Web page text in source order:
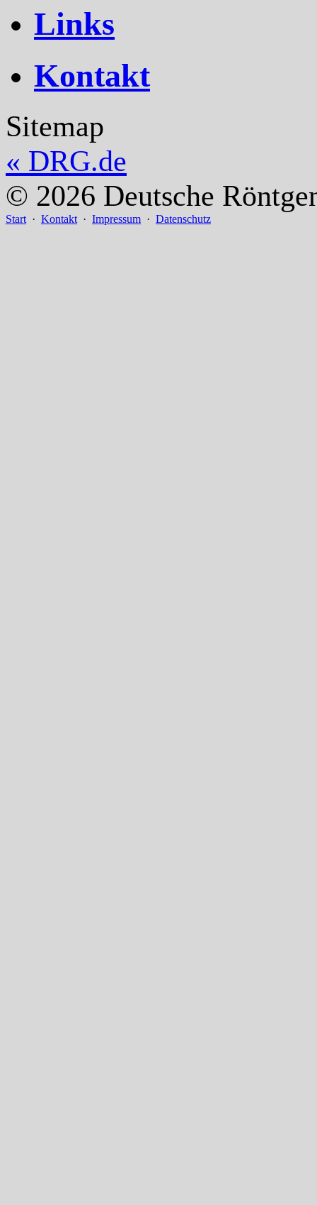
Links
Kontakt
Sitemap
« DRG.de
© 2026 Deutsche
Start · Kontakt · Impressum · Datenschutz